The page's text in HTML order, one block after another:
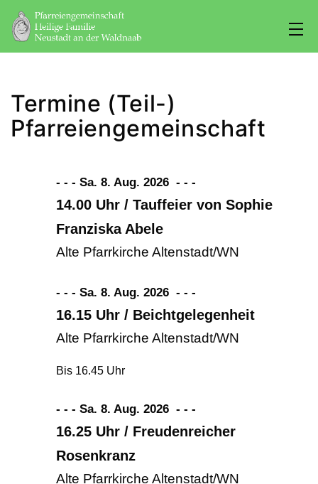
Zum
Inhalt
Familie
Neustadt/WN
Termine (Teil-)
Pfarreiengemeinschaft
- - - Sa. 8. Aug. 2026 - - -
14.00 Uhr / Tauffeier von Sophie
Franziska Abele
Alte Pfarrkirche Altenstadt/WN
- - - Sa. 8. Aug. 2026 - - -
16.15 Uhr / Beichtgelegenheit
Alte Pfarrkirche Altenstadt/WN
Bis 16.45 Uhr
- - - Sa. 8. Aug. 2026 - - -
16.25 Uhr / Freudenreicher
Rosenkranz
Alte Pfarrkirche Altenstadt/WN